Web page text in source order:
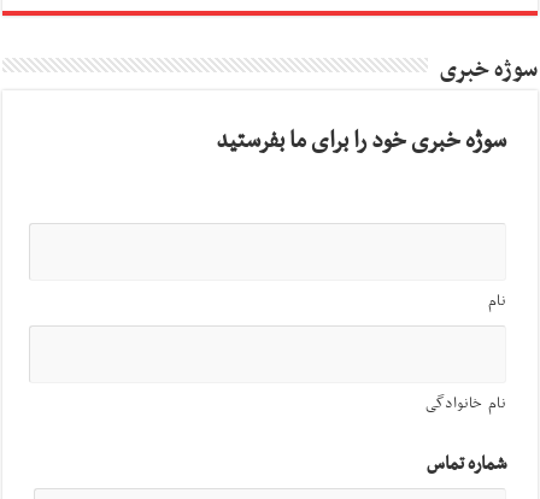
سوژه خبری
سوژه خبری خود را برای ما بفرستید
نام
نام خانوادگی
شماره تماس